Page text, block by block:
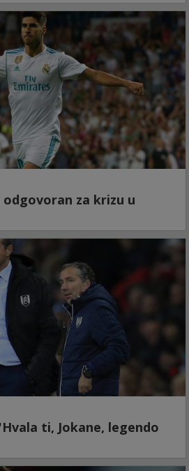
odgovoran za krizu u
ti, Jokane, legendo